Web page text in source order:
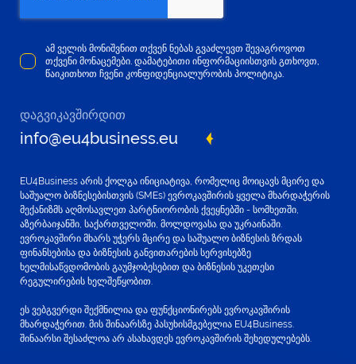
ამ ველის მონიშვნით თქვენ ნებას გვაძლევთ შევაგროვოთ
თქვენი მონაცემები. დამატებითი ინფორმაციისთვის გთხოვთ,
წაიკითხოთ ჩვენი კონფიდენციალურობის პოლიტიკა.
დაგვიკავშირდით
info@eu4business.eu
EU4Business არის ქოლგა ინიციატივა, რომელიც მოიცავს მცირე და
საშუალო ბიზნესებისთვის (SMEs) ევროკავშირის ყველა მხარდაჭერის
მექანიზმს აღმოსავლეთ პარტნიორობის ქვეყნებში - სომხეთში,
აზერბაიჯანში, საქართველოში, მოლდოვასა და უკრაინაში.
ევროკავშირი მხარს უჭერს მცირე და საშუალო ბიზნესის ზრდას
ფინანსებისა და ბიზნესის განვითარების სერვისებზე
ხელმისაწვდომობის გაუმჯობესებით და ბიზნესის უკეთესი
რეგულირების ხელშეწყობით.
ეს ვებგვერდი შექმნილია და ფუნქციონირებს ევროკავშირის
მხარდაჭერით. მის შინაარსზე პასუხისმგებელია EU4Business.
შინაარსი შესაძლოა არ ასახავდეს ევროკავშირის შეხედულებებს.